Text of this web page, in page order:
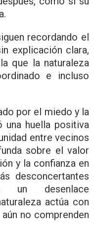
recordando el
explicación clara,
que la naturaleza
e incluso
por el miedo y la
una huella positiva
entre vecinos
sobre el valor
y la confianza en
desconcertantes
un desenlace
actúa con
no comprenden